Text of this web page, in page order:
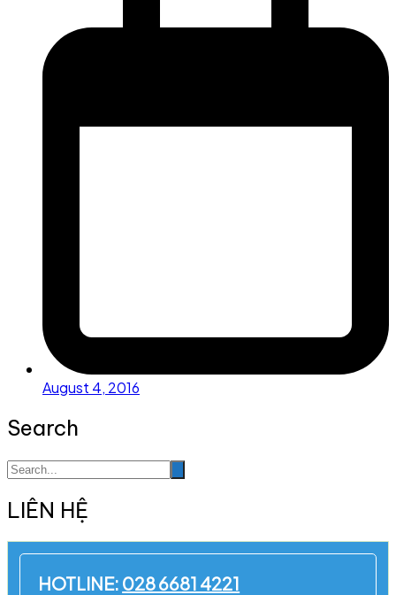
August 4, 2016
Search
LIÊN HỆ
HOTLINE: 028 6681 4221